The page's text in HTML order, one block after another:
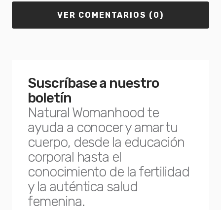
VER COMENTARIOS (0)
Suscríbase a nuestro
boletín
Natural Womanhood te
ayuda a conocer y amar tu
cuerpo, desde la educación
corporal hasta el
conocimiento de la fertilidad
y la auténtica salud
femenina.